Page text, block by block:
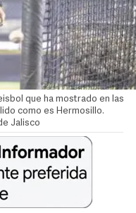
que ha mostrado en las
como es Hermosillo.
Jalisco